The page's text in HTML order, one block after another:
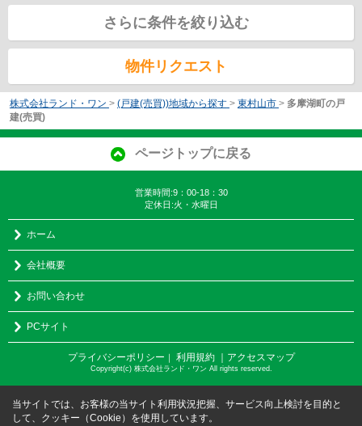
さらに条件を絞り込む
物件リクエスト
株式会社ランド・ワン > (戸建(売買))地域から探す > 東村山市 > 多摩湖町の戸
建(売買)
ページトップに戻る
営業時間:9：00-18：30
定休日:火・水曜日
ホーム
会社概要
お問い合わせ
PCサイト
プライバシーポリシー 利用規約 ｜アクセスマップ
Copyright(c) 株式会社ランド・ワン All rights reserved.
当サイトでは、お客様の当サイト利用状況把握、サービス向上検討を目的と
して、クッキー（Cookie）を使用しています。